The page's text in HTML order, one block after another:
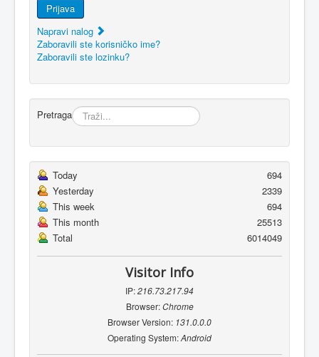
Prijava
Napravi nalog
Zaboravili ste korisničko ime?
Zaboravili ste lozinku?
Pretraga
Today
694
Yesterday
2339
This week
694
This month
25513
Total
6014049
Visitor Info
IP:216.73.217.94
Browser:Chrome
Browser Version: 131.0.0.0
Operating System:Android